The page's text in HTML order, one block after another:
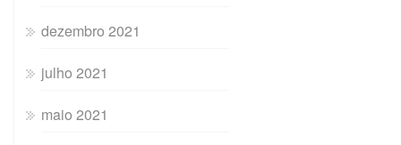
dezembro 2021
julho 2021
maio 2021